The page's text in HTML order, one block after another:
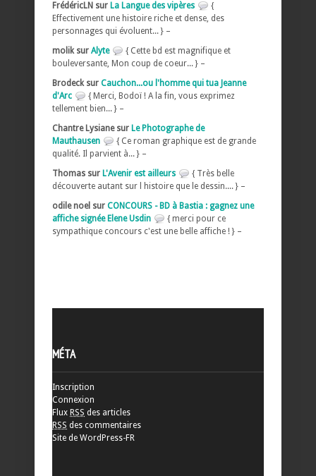
FrédéricLN sur La Langue des vipères
{
Effectivement une histoire riche et dense, des
personnages qui évoluent... } –
molik sur Alyte
{ Cette bd est magnifique et
bouleversante, Mon coup de coeur... } –
Brodeck sur Cauchon...ou l'homme qui tua Jeanne
d'Arc
{ Merci, Bodoï ! A la fin, vous exprimez
tellement bien... } –
Chantre Lysiane sur Le Photographe de
Mauthausen
{ Ce roman graphique est de grande
qualité. Il parvient à... } –
Thomas sur L'Avenir est ailleurs
{ Très belle
découverte autant sur l histoire que le dessin.... } –
odile noel sur CONCOURS - BD à Bastia : gagnez une
affiche signée Elene Usdin
{ merci pour ce
sympathique concours c'est une belle affiche ! } –
MÉTA
Inscription
Connexion
Flux RSS des articles
RSS des commentaires
Site de WordPress-FR